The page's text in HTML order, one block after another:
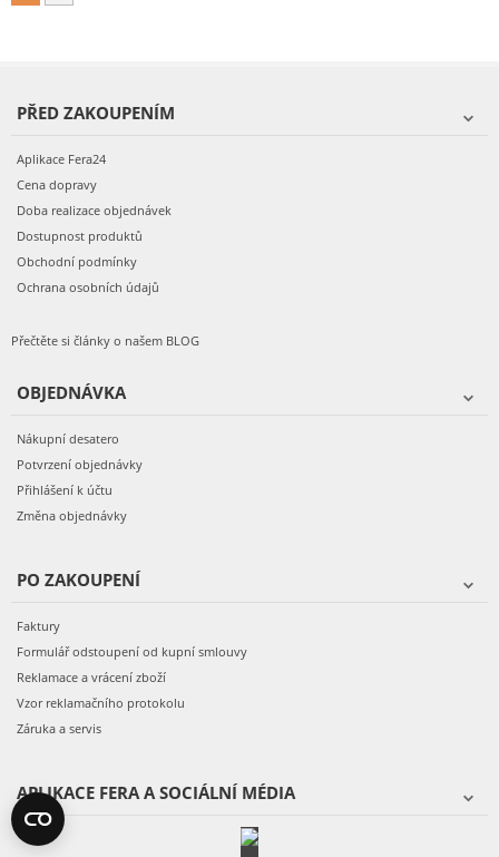
PŘED ZAKOUPENÍM
Aplikace Fera24
Cena dopravy
Doba realizace objednávek
Dostupnost produktů
Obchodní podmínky
Ochrana osobních údajů
Přečtěte si články o našem BLOG
OBJEDNÁVKA
Nákupní desatero
Potvrzení objednávky
Přihlášení k účtu
Změna objednávky
PO ZAKOUPENÍ
Faktury
Formulář odstoupení od kupní smlouvy
Reklamace a vrácení zboží
Vzor reklamačního protokolu
Záruka a servis
APLIKACE FERA A SOCIÁLNÍ MÉDIA